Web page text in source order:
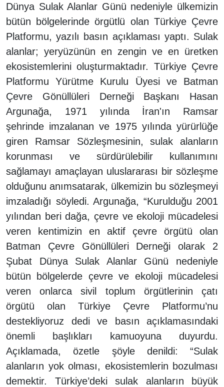
Dünya Sulak Alanlar Günü nedeniyle ülkemizin
bütün bölgelerinde örgütlü olan Türkiye Çevre
Platformu, yazılı basın açıklaması yaptı. Sulak
alanlar; yeryüzünün en zengin ve en üretken
ekosistemlerini oluşturmaktadır. Türkiye Çevre
Platformu Yürütme Kurulu Üyesi ve Batman
Çevre Gönüllüleri Derneği Başkanı Hasan
Argunağa, 1971 yılında İran'ın Ramsar
şehrinde imzalanan ve 1975 yılında yürürlüğe
giren Ramsar Sözleşmesinin, sulak alanların
korunması ve sürdürülebilir kullanımını
sağlamayı amaçlayan uluslararası bir sözleşme
olduğunu anımsatarak, ülkemizin bu sözleşmeyi
imzaladığı söyledi. Argunağa, “Kurulduğu 2001
yılından beri dağa, çevre ve ekoloji mücadelesi
veren kentimizin en aktif çevre örgütü olan
Batman Çevre Gönüllüleri Derneği olarak 2
Şubat Dünya Sulak Alanlar Günü nedeniyle
bütün bölgelerde çevre ve ekoloji mücadelesi
veren onlarca sivil toplum örgütlerinin çatı
örgütü olan Türkiye Çevre Platformu’nu
destekliyoruz dedi ve basın açıklamasındaki
önemli başlıkları kamuoyuna duyurdu.
Açıklamada, özetle şöyle denildi: “Sulak
alanların yok olması, ekosistemlerin bozulması
demektir. Türkiye’deki sulak alanların büyük